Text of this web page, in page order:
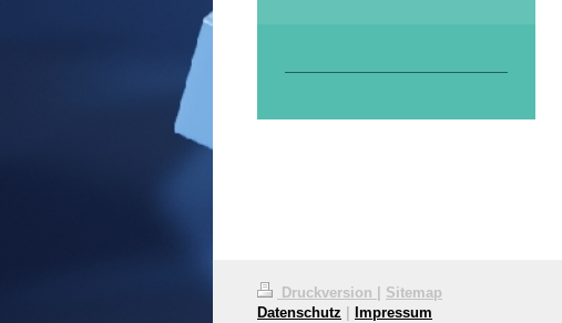
Druckversion | Sitemap
Datenschutz | Impressum